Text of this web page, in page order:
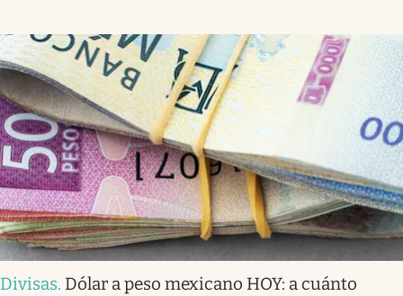
Divisas. Dólar a peso mexicano HOY: a cuánto